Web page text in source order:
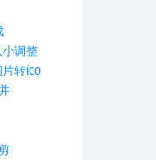
调整
片转ico